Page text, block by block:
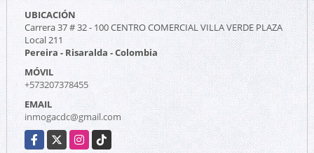
UBICACIÓN
Carrera 37 # 32 - 100 CENTRO COMERCIAL VILLA VERDE PLAZA
Local 211
Pereira - Risaralda - Colombia
MÓVIL
+573207378455
EMAIL
inmogacdc@gmail.com
Facebook
X Instagram
TikTok